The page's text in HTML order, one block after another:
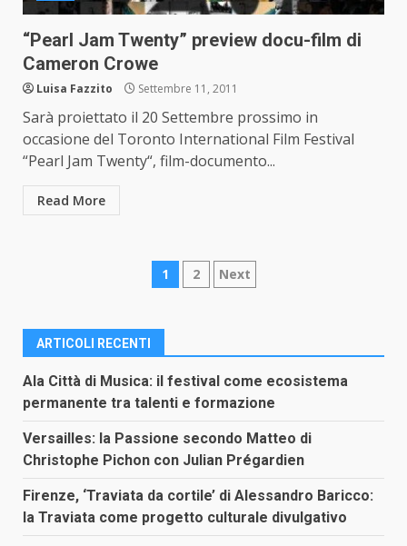
“Pearl Jam Twenty” preview docu-film di
Cameron Crowe
Luisa Fazzito Settembre 11, 2011
Sarà proiettato il 20 Settembre prossimo in
occasione del Toronto International Film Festival
“Pearl Jam Twenty“, film-documento...
Read More
Paginazione
articoli
1 2 Next
ARTICOLI RECENTI
Ala Città di Musica: il festival come ecosistema
permanente tra talenti e formazione
Versailles: la Passione secondo Matteo di
Christophe Pichon con Julian Prégardien
Firenze, ‘Traviata da cortile’ di Alessandro Baricco:
la Traviata come progetto culturale divulgativo